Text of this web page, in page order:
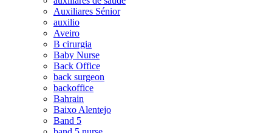
Auxiliares Sénior
auxilio
Aveiro
B cirurgia
Baby Nurse
Back Office
back surgeon
backoffice
Bahrain
Baixo Alentejo
Band 5